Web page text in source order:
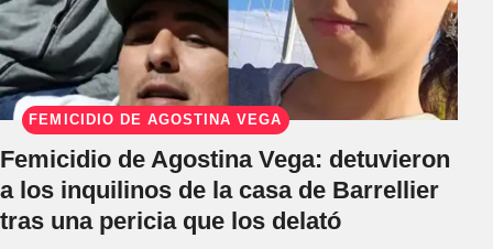
FEMICIDIO DE AGOSTINA VEGA
Femicidio de Agostina Vega: detuvieron
a los inquilinos de la casa de Barrellier
tras una pericia que los delató